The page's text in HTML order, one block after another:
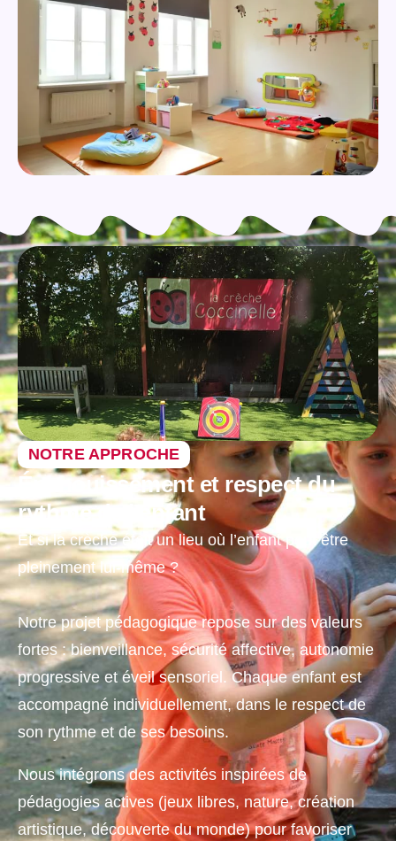
NOTRE APPROCHE
Épanouissement et respect du
rythme de l'enfant
Et si la crèche était un lieu où l’enfant peut être
pleinement lui-même ?
Notre projet pédagogique repose sur des valeurs
fortes : bienveillance, sécurité affective, autonomie
progressive et éveil sensoriel. Chaque enfant est
accompagné individuellement, dans le respect de
son rythme et de ses besoins.
Nous intégrons des activités inspirées de
pédagogies actives (jeux libres, nature, création
artistique, découverte du monde) pour favoriser